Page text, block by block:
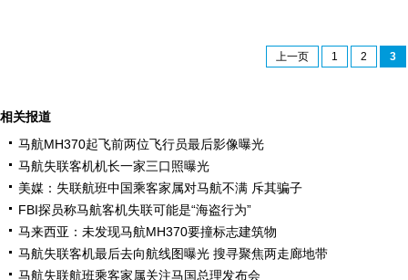
上一页 1 2 3
相关报道
马航MH370起飞前两位飞行员最后影像曝光
马航失联客机机长一家三口照曝光
美媒：失联航班中国乘客家属对马航不满 斥其骗子
FBI探员称马航客机失联可能是“海盗行为”
马来西亚：未发现马航MH370要撞标志建筑物
马航失联客机最后去向航线图曝光 搜寻聚焦两走廊地带
马航失联航班乘客家属关注马国总理发布会